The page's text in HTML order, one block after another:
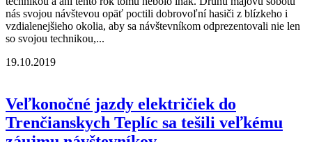
nás svojou návštevou opäť poctili dobrovoľní hasiči z blízkeho i
vzdialenejšieho okolia, aby sa návštevníkom odprezentovali nie len
so svojou technikou,...
19.10.2019
Veľkonočné jazdy električiek do
Trenčianskych Teplíc sa tešili veľkému